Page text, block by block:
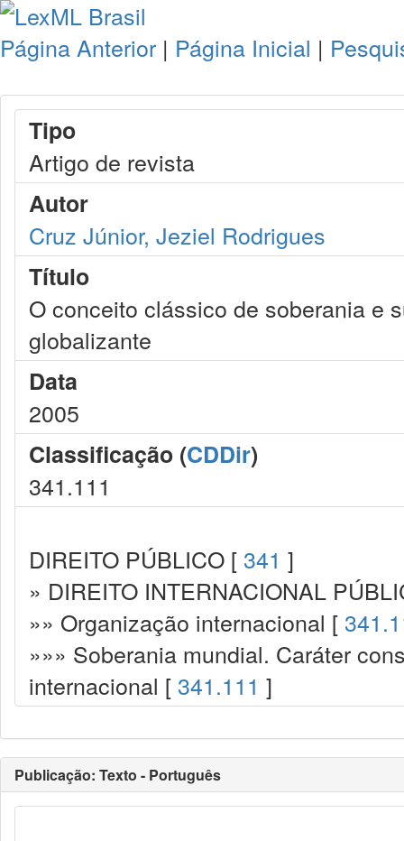
Página Anterior | Página Inicial |
Tipo
Artigo de revista
Autor
Cruz Júnior, Jeziel Rodrigues
Título
O conceito clássico de soberania e
globalizante
Data
2005
Classificação (CDDir)
341.111
DIREITO PÚBLICO [ 341 ]
» DIREITO INTERNACIONAL
»» Organização internacional [
»»» Soberania mundial. Caráter
internacional [ 341.111 ]
Publicação: Texto - Português